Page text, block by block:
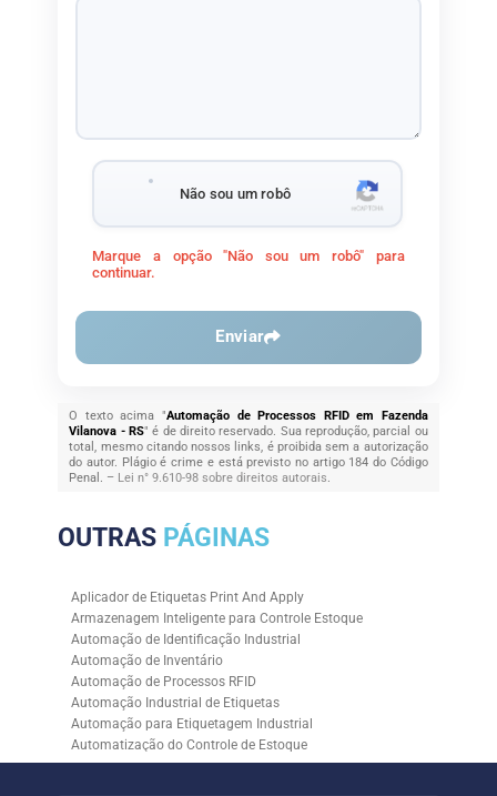
Não sou um robô
Marque a opção "Não sou um robô" para
continuar.
Enviar
O texto acima "Automação de Processos RFID em Fazenda
Vilanova - RS" é de direito reservado. Sua reprodução, parcial ou
total, mesmo citando nossos links, é proibida sem a autorização
do autor. Plágio é crime e está previsto no artigo 184 do Código
Penal. – Lei n° 9.610-98 sobre direitos autorais.
OUTRAS PÁGINAS
Aplicador de Etiquetas Print And Apply
Armazenagem Inteligente para Controle Estoque
Automação de Identificação Industrial
Automação de Inventário
Automação de Processos RFID
Automação Industrial de Etiquetas
Automação para Etiquetagem Industrial
Automatização do Controle de Estoque
Controle de Estoque com RFID